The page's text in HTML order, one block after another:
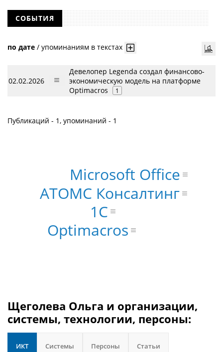
СОБЫТИЯ
по дате / упоминаниям в текстах
02.02.2026
Девелопер Legenda создал финансово-
экономическую модель на платформе
Optimacros
1
Публикаций - 1, упоминаний - 1
1С
АТОМС Консалтинг
Optimacros
Microsoft Office
Щеголева Ольга и организации,
системы, технологии, персоны:
ИКТ Системы Персоны Статьи